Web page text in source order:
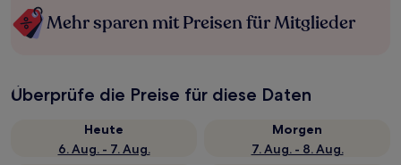
Mehr sparen mit Preisen für Mitglieder
Überprüfe die Preise für diese Daten
Heute
6. Aug. - 7. Aug.
Morgen
7. Aug. - 8. Aug.